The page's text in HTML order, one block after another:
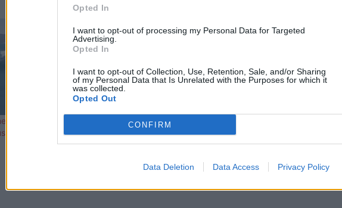
Opted In
I want to opt-out of processing my Personal Data for Targeted
Advertising.
Opted In
I want to opt-out of Collection, Use, Retention, Sale, and/or Sharing
of my Personal Data that Is Unrelated with the Purposes for which it
was collected.
Opted Out
CONFIRM
Data Deletion Data Access Privacy Policy
4
në
U bllokuan në det nga dallgët e larta,
shpëtohet dy turistët çekë në Dhërmi
shpëtohen nga mbytja 4
Shëngjin, 3 prej tyre të